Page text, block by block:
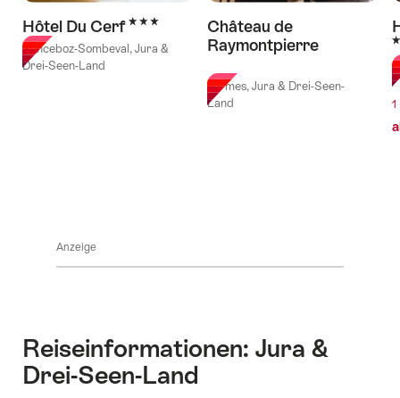
Hôtel Du Cerf 3 Sterne
Sonceboz-Sombeval, Jura &
Drei-Seen-Land
Château de
Raymontpierre
Vermes, Jura & Drei-Seen-
Land
1
Anzeige
Reiseinformationen: Jura &
Drei-Seen-Land